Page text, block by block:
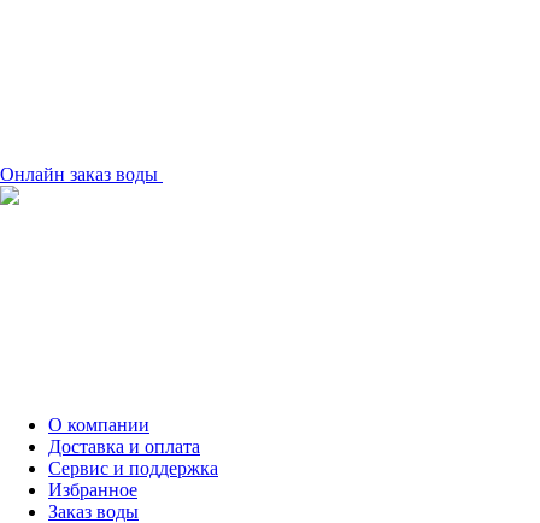
Онлайн заказ воды
О компании
Доставка и оплата
Сервис и поддержка
Избранное
Заказ воды